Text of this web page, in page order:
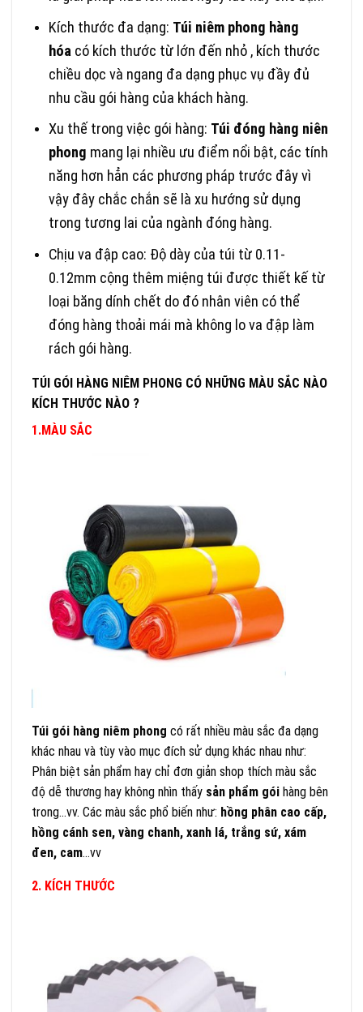
Kích thước đa dạng: Túi niêm phong hàng
hóa có kích thước từ lớn đến nhỏ , kích thước
chiều dọc và ngang đa dạng phục vụ đầy đủ
nhu cầu gói hàng của khách hàng.
Xu thế trong việc gói hàng: Túi đóng hàng niên
phong mang lại nhiều ưu điểm nổi bật, các tính
năng hơn hẳn các phương pháp trước đây vì
vậy đây chắc chắn sẽ là xu hướng sử dụng
trong tương lai của ngành đóng hàng.
Chịu va đập cao: Độ dày của túi từ 0.11-
0.12mm cộng thêm miệng túi được thiết kế từ
loại băng dính chết do đó nhân viên có thể
đóng hàng thoải mái mà không lo va đập làm
rách gói hàng.
TÚI GÓI HÀNG NIÊM PHONG CÓ NHỮNG MÀU SẮC NÀO
KÍCH THƯỚC NÀO ?
1.MÀU SẮC
Túi gói hàng niêm phong có rất nhiều màu sắc đa dạng
khác nhau và tùy vào mục đích sử dụng khác nhau như:
Phân biệt sản phẩm hay chỉ đơn giản shop thích màu sắc
độ dễ thương hay không nhìn thấy sản phẩm gói hàng bên
trong…vv. Các màu sắc phổ biến như: hồng phân cao cấp,
hồng cánh sen, vàng chanh, xanh lá, trắng sứ, xám
đen, cam…vv
2. KÍCH THƯỚC